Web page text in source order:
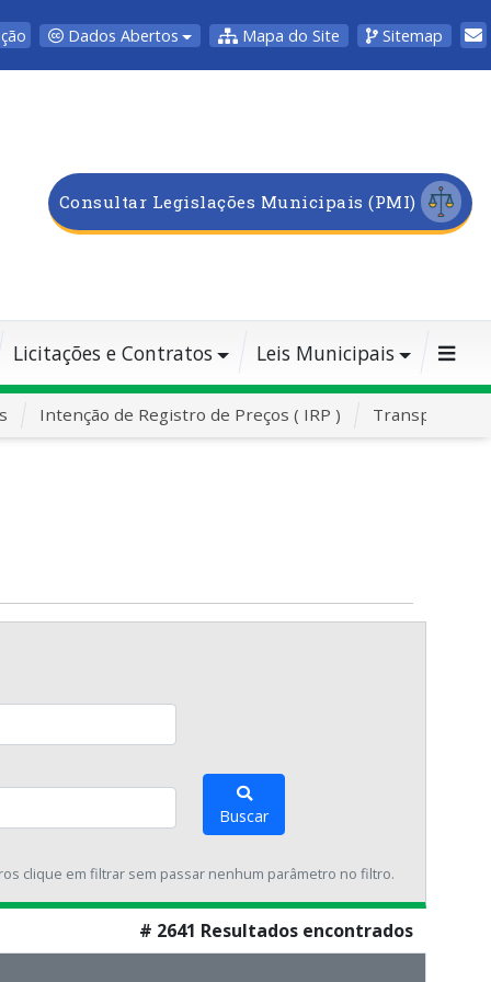
Dados Abertos Mapa do Site Sitemap
Consultar Legislações Municipais (PMI)
Licitações e Contratos Leis Municipais
Intenção de Registro de Preços ( IRP ) Transporte
Buscar
clique em filtrar sem passar nenhum parâmetro no filtro.
# 2641 Resultados encontrados